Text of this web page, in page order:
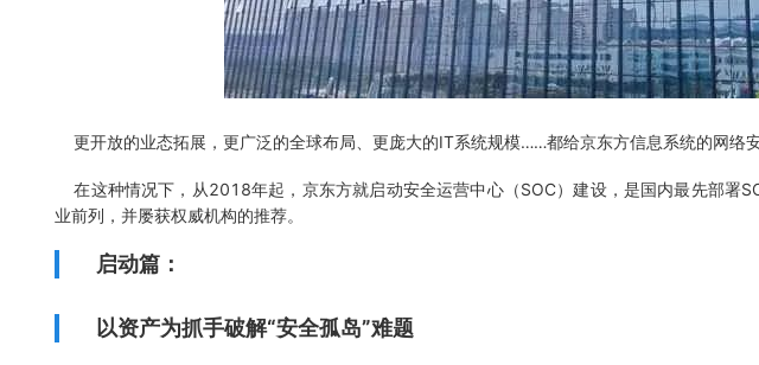
更开放的业态拓展，更广泛的全球布局、更庞大的IT系统规模……都给京东方信息系统的网络安
在这种情况下，从2018年起，京东方就启动安全运营中心（SOC）建设，是国内最先部署
业前列，并屡获权威机构的推荐。
启动篇：
以资产为抓手破解“安全孤岛”难题